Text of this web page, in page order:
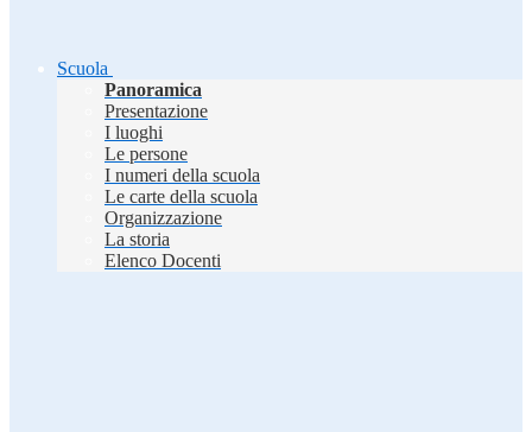
Scuola
Panoramica
Presentazione
I luoghi
Le persone
I numeri della scuola
Le carte della scuola
Organizzazione
La storia
Elenco Docenti